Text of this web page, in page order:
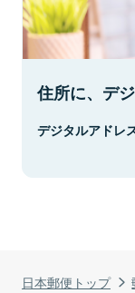
日本郵便トップ
住所に、デ
デジタルアドレ